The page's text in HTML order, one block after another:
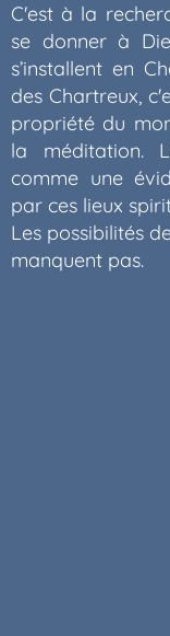
C'est à la
se donner à
s’installent en
des Chartreux,
propriété du
la méditation.
comme une
par ces lieux
Les possibilités
manquent pas.